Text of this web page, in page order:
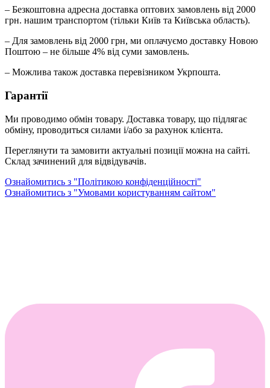
– Безкоштовна адресна доставка оптових замовлень від 2000
грн. нашим транспортом (тільки Київ та Київська область).
– Для замовлень від 2000 грн, ми оплачуємо доставку Новою
Поштою – не більше 4% від суми замовлень.
– Можлива також доставка перевізником Укрпошта.
Гарантії
Ми проводимо обмін товару. Доставка товару, що підлягає
обміну, проводиться силами і/або за рахунок клієнта.
Переглянути та замовити актуальні позиції можна на сайті.
Склад зачинений для відвідувачів.
Ознайомитись з "Політикою конфіденційності"
Ознайомитись з "Умовами користуванням сайтом"